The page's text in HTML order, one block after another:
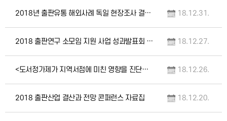
2018년 출판유통 해외사례 독일 현장조사 결과보고서 18.12.31.
2018 출판연구 소모임 지원 사업 성과발표회 자료집 18.12.27.
<도서정가제가 지역서점에 미친 영향을 진단하기 위한 열린 토론회> 자료집 18.12.26.
2018 출판산업 결산과 전망 콘퍼런스 자료집 18.12.20.